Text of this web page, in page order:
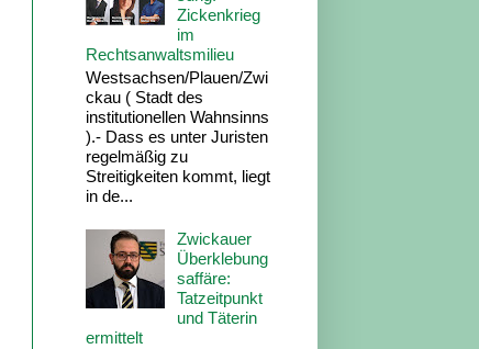
Zickenkrieg
im
Rechtsanwaltsmilieu
Westsachsen/Plauen/Zwi
ckau ( Stadt des
institutionellen Wahnsinns
).- Dass es unter Juristen
regelmäßig zu
Streitigkeiten kommt, liegt
in de...
Zwickauer
Überklebung
saffäre:
Tatzeitpunkt
und Täterin
ermittelt